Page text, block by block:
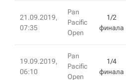
21.09.2019,
07:35
Pan
Pacific
Open
1/2
финала
19.09.2019,
06:10
Pan
Pacific
Open
1/4
финала